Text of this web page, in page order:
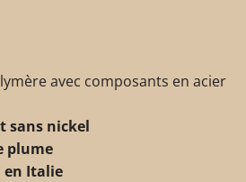
avec composants en acier
sans nickel
plume
en Italie